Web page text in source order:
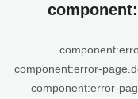
component:error-
component:error-